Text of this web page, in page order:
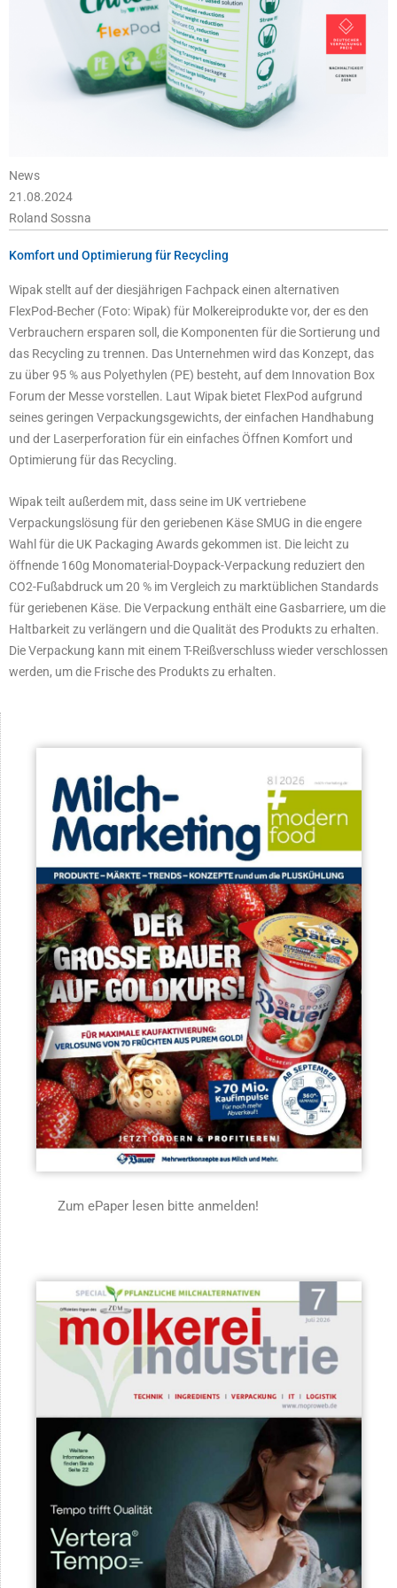
News
21.08.2024
Roland Sossna
Komfort und Optimierung für Recycling
Wipak stellt auf der diesjährigen Fachpack einen alternativen
FlexPod-Becher (Foto: Wipak) für Molkereiprodukte vor, der es den
Verbrauchern ersparen soll, die Komponenten für die Sortierung und
das Recycling zu trennen. Das Unternehmen wird das Konzept, das
zu über 95 % aus Polyethylen (PE) besteht, auf dem Innovation Box
Forum der Messe vorstellen. Laut Wipak bietet FlexPod aufgrund
seines geringen Verpackungsgewichts, der einfachen Handhabung
und der Laserperforation für ein einfaches Öffnen Komfort und
Optimierung für das Recycling.
Wipak teilt außerdem mit, dass seine im UK vertriebene
Verpackungslösung für den geriebenen Käse SMUG in die engere
Wahl für die UK Packaging Awards gekommen ist. Die leicht zu
öffnende 160g Monomaterial-Doypack-Verpackung reduziert den
CO2-Fußabdruck um 20 % im Vergleich zu marktüblichen Standards
für geriebenen Käse. Die Verpackung enthält eine Gasbarriere, um die
Haltbarkeit zu verlängern und die Qualität des Produkts zu erhalten.
Die Verpackung kann mit einem T-Reißverschluss wieder verschlossen
werden, um die Frische des Produkts zu erhalten.
Zum ePaper lesen bitte anmelden!